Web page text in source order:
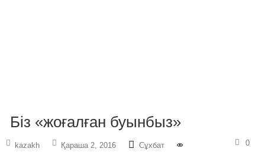
Біз «жоғалған буынбыз»
kazakh Қараша 2, 2016 Сұхбат 0